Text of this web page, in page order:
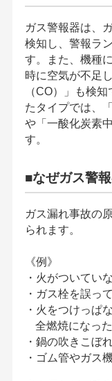
ガス警報器は、
検知し、警報ラ
す。また、機種
時に空気が不足
（CO）」も検
たタイプでは、
や「一酸化炭素
す。
■なぜガス警
ガス漏れ事故の
られます。
《例》
・火がついてい
・ガス栓を誤っ
・火をつけっぱ
全燃焼になった
・鍋の吹きこぼ
・ゴム管やガス